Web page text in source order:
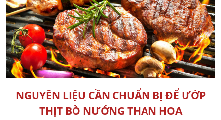
NGUYÊN LIỆU CẦN CHUẨN BỊ ĐỂ ƯỚP
THỊT BÒ NƯỚNG THAN HOA